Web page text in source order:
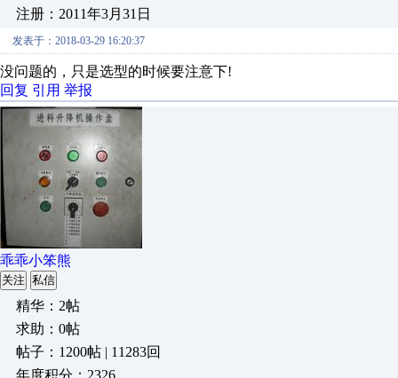
注册：2011年3月31日
发表于：2018-03-29 16:20:37
没问题的，只是选型的时候要注意下!
回复 引用 举报
乖乖小笨熊
关注 私信
精华：2帖
求助：0帖
帖子：1200帖 | 11283回
年度积分：2326